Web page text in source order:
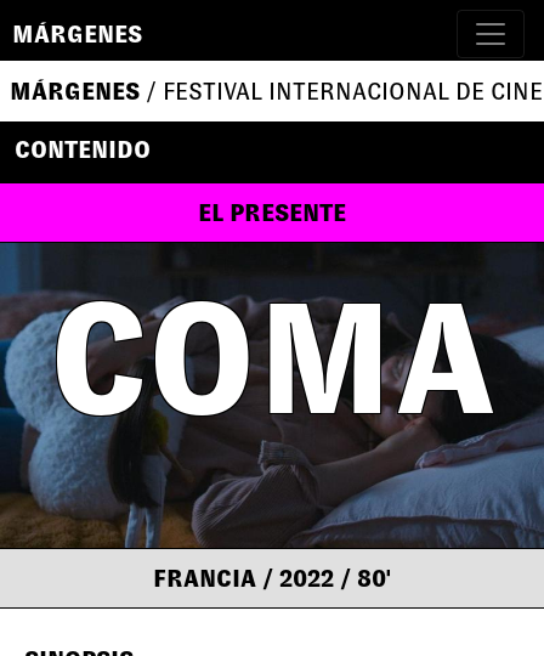
MÁRGENES
MÁRGENES / FESTIVAL INTERNACIONAL DE
CONTENIDO
EL PRESENTE
COMA
FRANCIA / 2022 / 80'